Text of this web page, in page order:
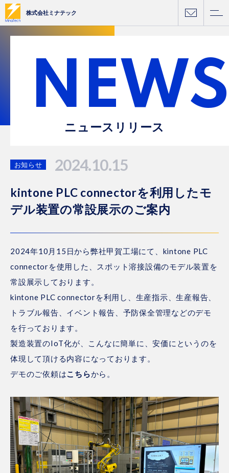
株式会社ミナテック
NEWS
ニュースリリース
お知らせ 2024.10.15
kintone PLC connectorを利用したモ
デル装置の常設展示のご案内
2024年10月15日から弊社甲賀工場にて、kintone PLC
connectorを使用した、スポット溶接設備のモデル装置を
常設展示しております。
kintone PLC connectorを利用し、生産指示、生産報告、
トラブル報告、イベント報告、予防保全管理などのデモ
を行っております。
製造装置のIoT化が、こんなに簡単に、安価にというのを
体現して頂ける内容になっております。
デモのご依頼はこちらから。